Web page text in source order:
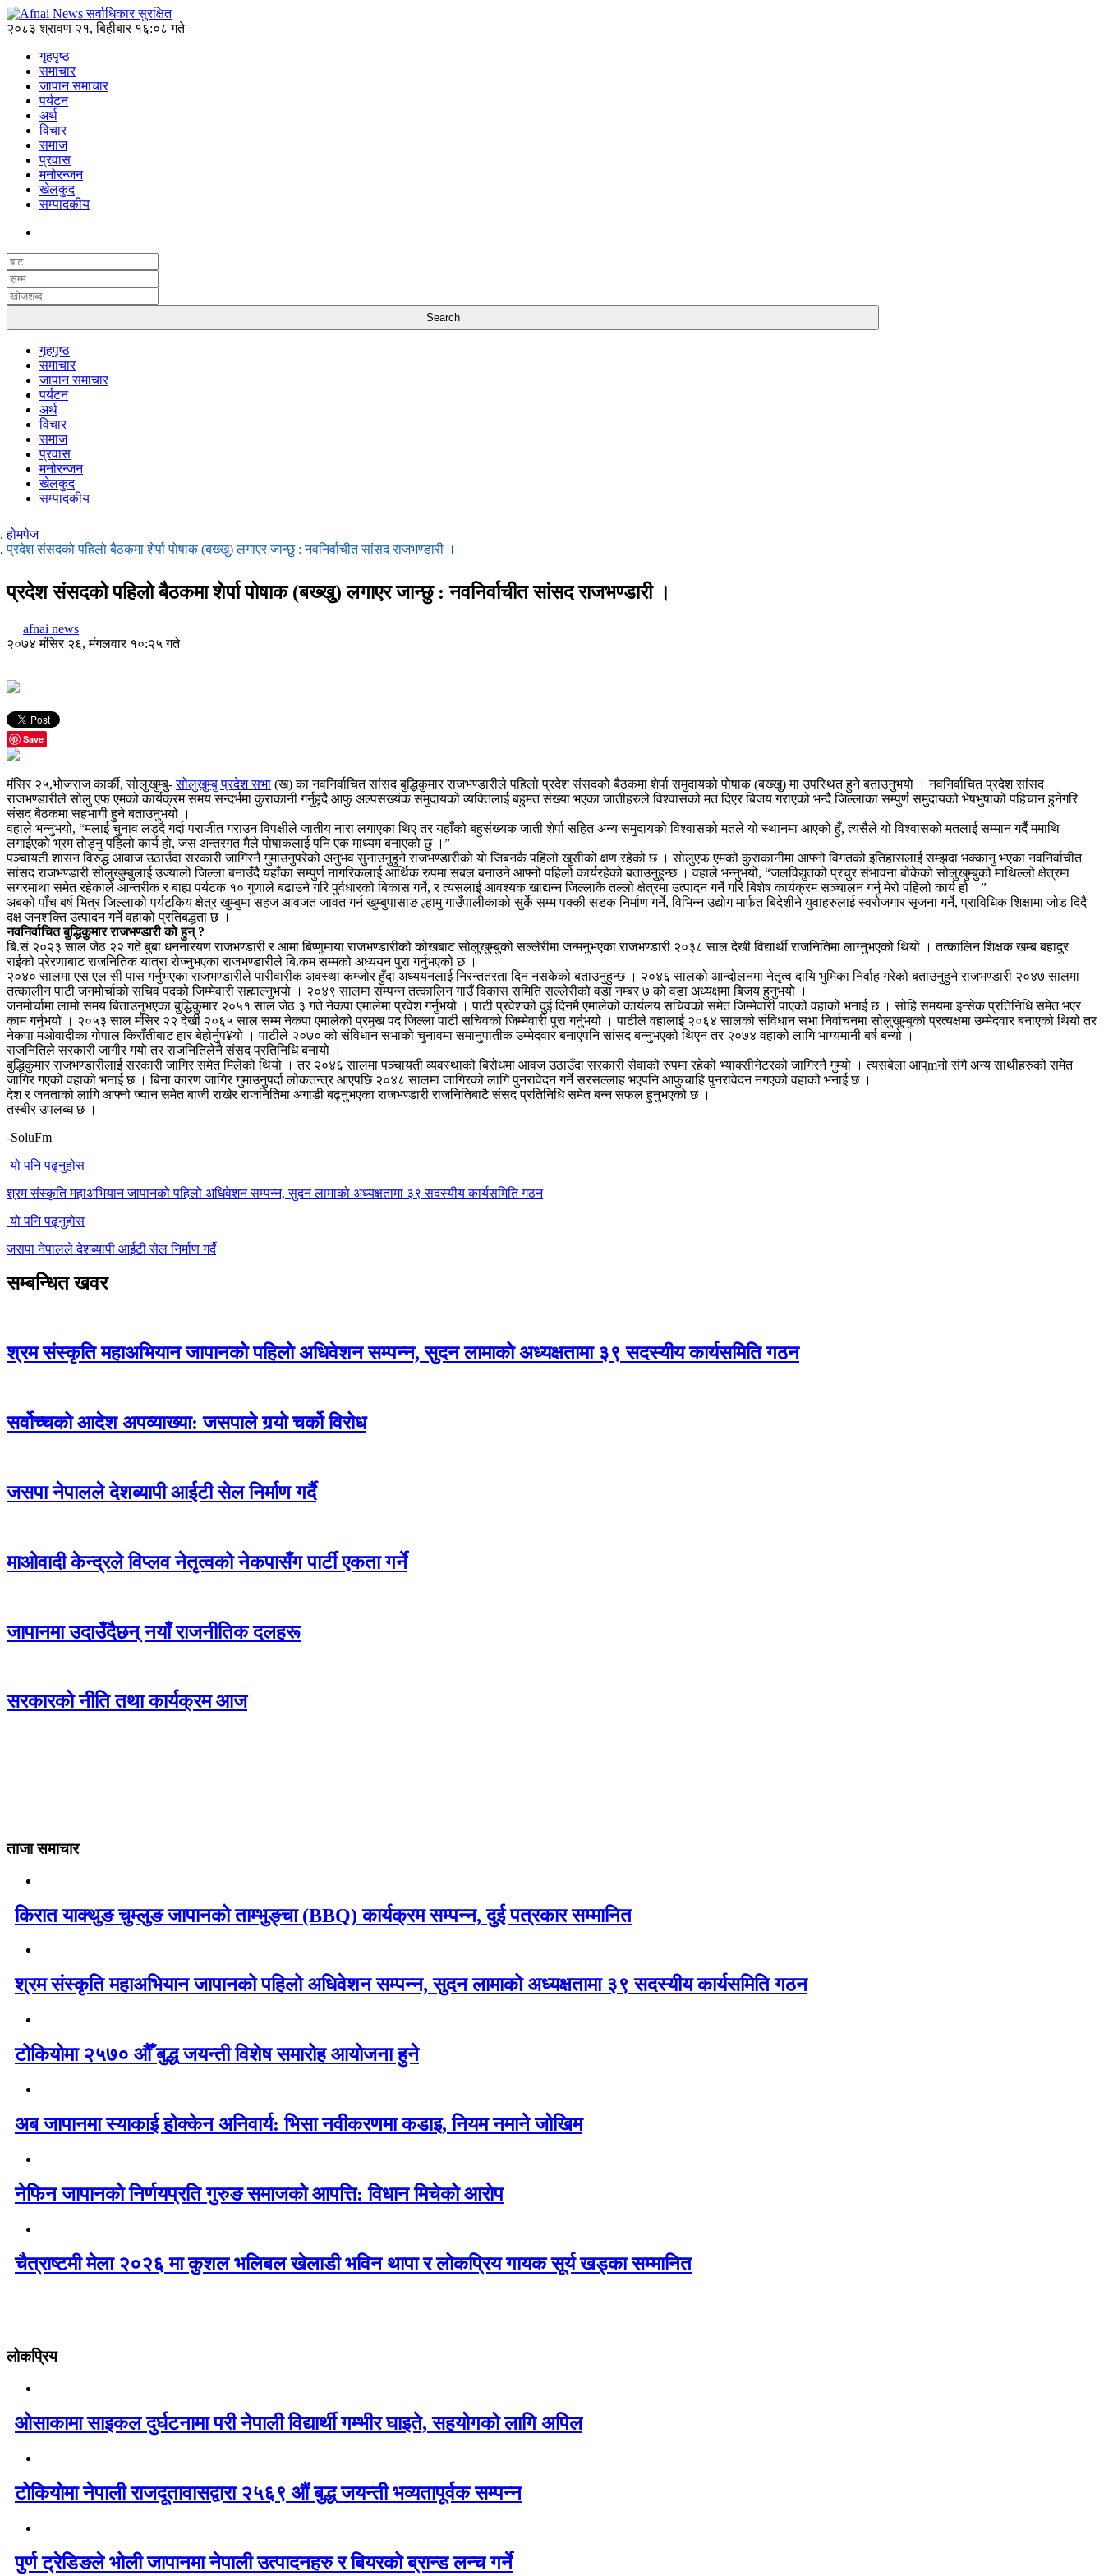
२०८३ श्रावण २१, बिहीबार १६:०८ गते
गृहपृष्ठ
समाचार
जापान समाचार
पर्यटन
अर्थ
विचार
समाज
प्रवास
मनोरन्जन
खेलकुद
सम्पादकीय
गृहपृष्ठ
समाचार
जापान समाचार
पर्यटन
अर्थ
विचार
समाज
प्रवास
मनोरन्जन
खेलकुद
सम्पादकीय
होमपेज
प्रदेश संसदको पहिलो बैठकमा शेर्पा पोषाक (बख्खु) लगाएर जान्छु : नवनिर्वाचीत सांसद राजभण्डारी ।
प्रदेश संसदको पहिलो बैठकमा शेर्पा पोषाक (बख्खु) लगाएर जान्छु : नवनिर्वाचीत सांसद राजभण्डारी ।
afnai news
२०७४ मंसिर २६, मंगलवार १०:२५ गते
Save
मंसिर २५,भोजराज कार्की, सोलुखुम्बु-सोलुखुम्बु प्रदेश सभा (ख) का नवनिर्वाचित सांसद बुद्धिकुमार राजभण्डारीले पहिलो प्रदेश संसदको बैठकमा शेर्पा समुदायको पोषाक (बख्खु) मा उपस्थित हुने बताउनुभयो । नवनिर्वाचित प्रदेश सांसद
राजभण्डारीले सोलु एफ एमको कार्यक्रम समय सन्दर्भमा कुराकानी गर्नुहुदै आफु अल्पसख्यंक समुदायको व्यक्तिलाई बहुमत संख्या भएका जातीहरुले विश्वासको मत दिएर बिजय गराएको भन्दै जिल्लाका सम्पुर्ण समुदायको भेषभुषाको पहिचान हुनेगरि
संसद बैठकमा सहभागी हुने बताउनुभयो ।
वहाले भन्नुभयो, “मलाई चुनाव लड्दै गर्दा पराजीत गराउन विपक्षीले जातीय नारा लगाएका थिए तर यहाँको बहुसंख्यक जाती शेर्पा सहित अन्य समुदायको विश्वासको मतले यो स्थानमा आएको हुँ, त्यसैले यो विश्वासको मतलाई सम्मान गर्दै ममाथि
लगाईएको भ्रम तोड्नु पहिलो कार्य हो, जस अन्तरगत मैले पोषाकलाई पनि एक माध्यम बनाएको छु ।”
पञ्चायती शासन विरुद्ध आवाज उठाउँदा सरकारी जागिरनै गुमाउनुपरेको अनुभव सुनाउनुहुने राजभण्डारीको यो जिबनकै पहिलो खुसीको क्षण रहेको छ । सोलुएफ एमको कुराकानीमा आफ्नो विगतको इतिहासलाई सम्झदा भक्कानु भएका नवनिर्वाचीत
सांसद राजभण्डारी सोलुखुम्बुलाई उज्यालो जिल्ला बनाउँदै यहाँका सम्पुर्ण नागरिकलाई आर्थिक रुपमा सबल बनाउने आफ्नो पहिलो कार्यरहेको बताउनुहुन्छ । वहाले भन्नुभयो, “जलविद्युतको प्रचुर संभावना बोकेको सोलुखुम्बुको माथिल्लो क्षेत्रमा
सगरमाथा समेत रहेकाले आन्तरीक र बाह्य पर्यटक १० गुणाले बढाउने गरि पुर्वधारको बिकास गर्ने, र त्यसलाई आवश्यक खाद्यन्न जिल्लाकै तल्लो क्षेत्रमा उत्पादन गर्ने गरि बिशेष कार्यक्रम सञ्चालन गर्नु मेरो पहिलो कार्य हो ।”
अबको पाँच बर्ष भित्र जिल्लाको पर्यटकिय क्षेत्र खुम्बुमा सहज आवजत जावत गर्न खुम्बुपासाङ ल्हामु गाउँपालीकाको सुर्के सम्म पक्की सडक निर्माण गर्ने, विभिन्न उद्योग मार्फत बिदेशीने युवाहरुलाई स्वरोजगार सृजना गर्ने, प्राविधिक शिक्षामा जोड दिदै
दक्ष जनशक्ति उत्पादन गर्ने वहाको प्रतिबद्धता छ ।
नवनिर्वाचित बुद्धिकुमार राजभण्डारी को हुन् ?
बि.सं २०२३ साल जेठ २२ गते बुबा धननारयण राजभण्डारी र आमा बिष्णुमाया राजभण्डारीको कोखबाट सोलुखुम्बुको सल्लेरीमा जन्मनुभएका राजभण्डारी २०३८ साल देखी विद्यार्थी राजनितिमा लाग्नुभएको थियो । तत्कालिन शिक्षक खम्ब बहादुर
राईको प्रेरणाबाट राजनितिक यात्रा रोज्नुभएका राजभण्डारीले बि.कम सम्मको अध्ययन पुरा गर्नुभएको छ ।
२०४० सालमा एस एल सी पास गर्नुभएका राजभण्डारीले पारीवारीक अवस्था कम्जोर हुँदा अध्ययनलाई निरन्ततरता दिन नसकेको बताउनुहुन्छ । २०४६ सालको आन्दोलनमा नेतृत्व दायि भुमिका निर्वाह गरेको बताउनुहुने राजभण्डारी २०४७ सालमा
तत्कालीन पाटी जनमोर्चाको सचिव पदको जिम्मेवारी सह्माल्नुभयो । २०४९ सालमा सम्पन्न तत्कालिन गाउँ विकास समिति सल्लेरीको वडा नम्बर ७ को वडा अध्यक्षमा बिजय हुनुभयो ।
जनमोर्चामा लामो समय बिताउनुभएका बुद्धिकुमार २०५१ साल जेठ ३ गते नेकपा एमालेमा प्रवेश गर्नुभयो । पाटी प्रवेशको दुई दिनमै एमालेको कार्यलय सचिवको समेत जिम्मेवारी पाएको वहाको भनाई छ । सोहि समयमा इन्सेक प्रतिनिधि समेत भएर
काम गर्नुभयो । २०५३ साल मंसिर २२ देखी २०६५ साल सम्म नेकपा एमालेको प्रमुख पद जिल्ला पाटी सचिवको जिम्मेवारी पुरा गर्नुभयो । पाटीले वहालाई २०६४ सालको संविधान सभा निर्वाचनमा सोलुखुम्बुको प्रत्यक्षमा उम्मेदवार बनाएको थियो तर
नेकपा मओवादीका गोपाल किराँतीबाट हार बेहोर्नुप¥यो । पाटीले २०७० को संविधान सभाको चुनावमा समानुपातीक उम्मेदवार बनाएपनि सांसद बन्नुभएको थिएन तर २०७४ वहाको लागि भाग्यमानी बर्ष बन्यो ।
राजनितिले सरकारी जागीर गयो तर राजनितिलेनै संसद प्रतिनिधि बनायो ।
बुद्धिकुमार राजभण्डारीलाई सरकारी जागिर समेत मिलेको थियो । तर २०४६ सालमा पञ्चायती व्यवस्थाको बिरोधमा आवज उठाउँदा सरकारी सेवाको रुपमा रहेको भ्याक्सीनेटरको जागिरनै गुम्यो । त्यसबेला आप्mनो संगै अन्य साथीहरुको समेत
जागिर गएको वहाको भनाई छ । बिना कारण जागिर गुमाउनुपर्दा लोकतन्त्र आएपछि २०४८ सालमा जागिरको लागि पुनरावेदन गर्ने सरसल्लाह भएपनि आफुचाहि पुनरावेदन नगएको वहाको भनाई छ ।
देश र जनताको लागि आफ्नो ज्यान समेत बाजी राखेर राजनितिमा अगाडी बढ्नुभएका राजभण्डारी राजनितिबाटै संसद प्रतिनिधि समेत बन्न सफल हुनुभएको छ ।
तस्बीर उपलब्ध छ ।
-SoluFm
यो पनि पढ्नुहोस
श्रम संस्कृति महाअभियान जापानको पहिलो अधिवेशन सम्पन्न, सुदन लामाको अध्यक्षतामा ३९ सदस्यीय कार्यसमिति गठन
यो पनि पढ्नुहोस
जसपा नेपालले देशब्यापी आईटी सेल निर्माण गर्दै
सम्बन्धित खवर
श्रम संस्कृति महाअभियान जापानको पहिलो अधिवेशन सम्पन्न, सुदन लामाको अध्यक्षतामा ३९ सदस्यीय कार्यसमिति गठन
सर्वोच्चको आदेश अपव्याख्या: जसपाले गर्‍यो चर्को विरोध
जसपा नेपालले देशब्यापी आईटी सेल निर्माण गर्दै
माओवादी केन्द्रले विप्लव नेतृत्वको नेकपासँग पार्टी एकता गर्ने
जापानमा उदाउँदैछन् नयाँ राजनीतिक दलहरू
सरकारको नीति तथा कार्यक्रम आज
ताजा समाचार
किरात याक्थुङ चुम्लुङ जापानको ताम्भुङ्चा (BBQ) कार्यक्रम सम्पन्न, दुई पत्रकार सम्मानित
श्रम संस्कृति महाअभियान जापानको पहिलो अधिवेशन सम्पन्न, सुदन लामाको अध्यक्षतामा ३९ सदस्यीय कार्यसमिति गठन
टोकियोमा २५७० औँ बुद्ध जयन्ती विशेष समारोह आयोजना हुने
अब जापानमा स्याकाई होक्केन अनिवार्य: भिसा नवीकरणमा कडाइ, नियम नमाने जोखिम
नेफिन जापानको निर्णयप्रति गुरुङ समाजको आपत्ति: विधान मिचेको आरोप
चैत्राष्टमी मेला २०२६ मा कुशल भलिबल खेलाडी भविन थापा र लोकप्रिय गायक सूर्य खड्का सम्मानित
लोकप्रिय
ओसाकामा साइकल दुर्घटनामा परी नेपाली विद्यार्थी गम्भीर घाइते, सहयोगको लागि अपिल
टोकियोमा नेपाली राजदूतावासद्वारा २५६९ औं बुद्ध जयन्ती भव्यतापूर्वक सम्पन्न
पुर्ण ट्रेडिङले भोली जापानमा नेपाली उत्पादनहरु र बियरको ब्रान्ड लन्च गर्ने